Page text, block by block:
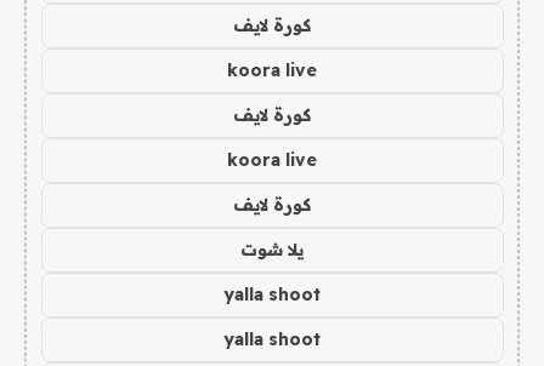
كورة لايف
koora live
كورة لايف
koora live
كورة لايف
يلا شوت
yalla shoot
yalla shoot